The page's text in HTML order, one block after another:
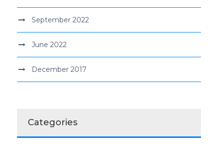
September 2022
June 2022
December 2017
Categories